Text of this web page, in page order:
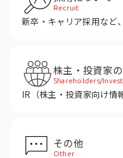
モニタリング／フォロ
事例紹介
コーポレートサイト
Recruit
新卒・キャリア採用など
株主・投資家
Shareholders/
IR（株主・投資家向け情
その他
Other